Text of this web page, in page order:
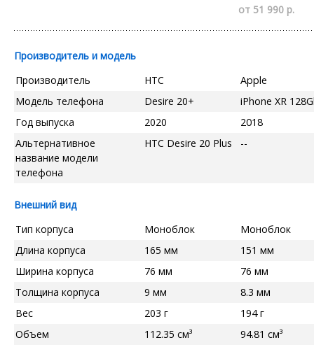
от 51 990 р.
Производитель и модель
Производитель
HTC
Apple
Модель телефона
Desire 20+
iPhone XR
Год выпуска
2020
2018
Альтернативное
название модели
телефона
HTC Desire 20 Plus --
Внешний вид
Тип корпуса
Моноблок
Моноблок
Длина корпуса
165 мм
151 мм
Ширина корпуса
76 мм
76 мм
Толщина корпуса
9 мм
8.3 мм
Вес
203 г
194 г
Объем
112.35 см³
94.81 см³